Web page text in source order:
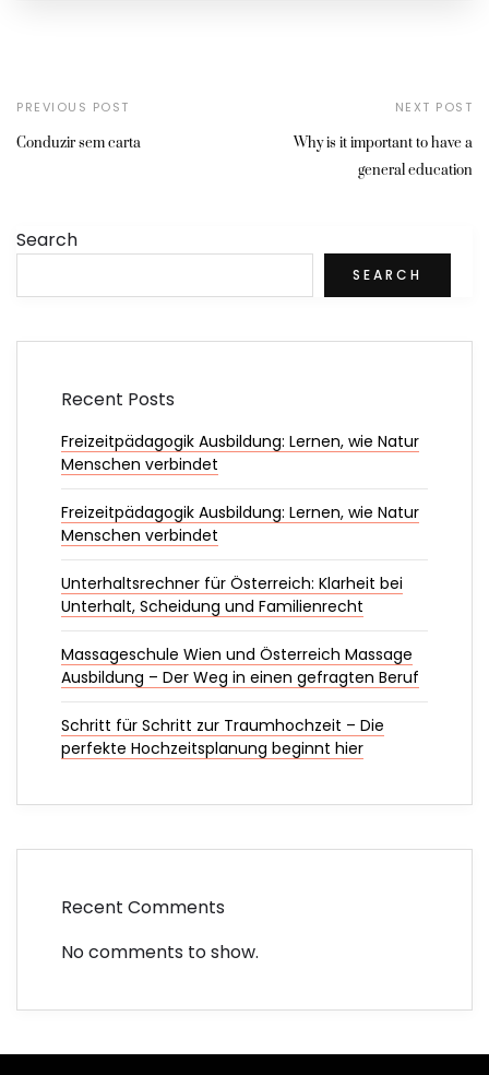
PREVIOUS POST
Conduzir sem carta
NEXT POST
Why is it important to have a
general education
Search
SEARCH
Recent Posts
Freizeitpädagogik Ausbildung: Lernen, wie Natur
Menschen verbindet
Freizeitpädagogik Ausbildung: Lernen, wie Natur
Menschen verbindet
Unterhaltsrechner für Österreich: Klarheit bei
Unterhalt, Scheidung und Familienrecht
Massageschule Wien und Österreich Massage
Ausbildung – Der Weg in einen gefragten Beruf
Schritt für Schritt zur Traumhochzeit – Die
perfekte Hochzeitsplanung beginnt hier
Recent Comments
No comments to show.